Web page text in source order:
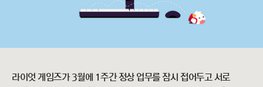
라이엇 게임즈가 3월에 1주간 정상 업무를 잠시 접어두고 서로